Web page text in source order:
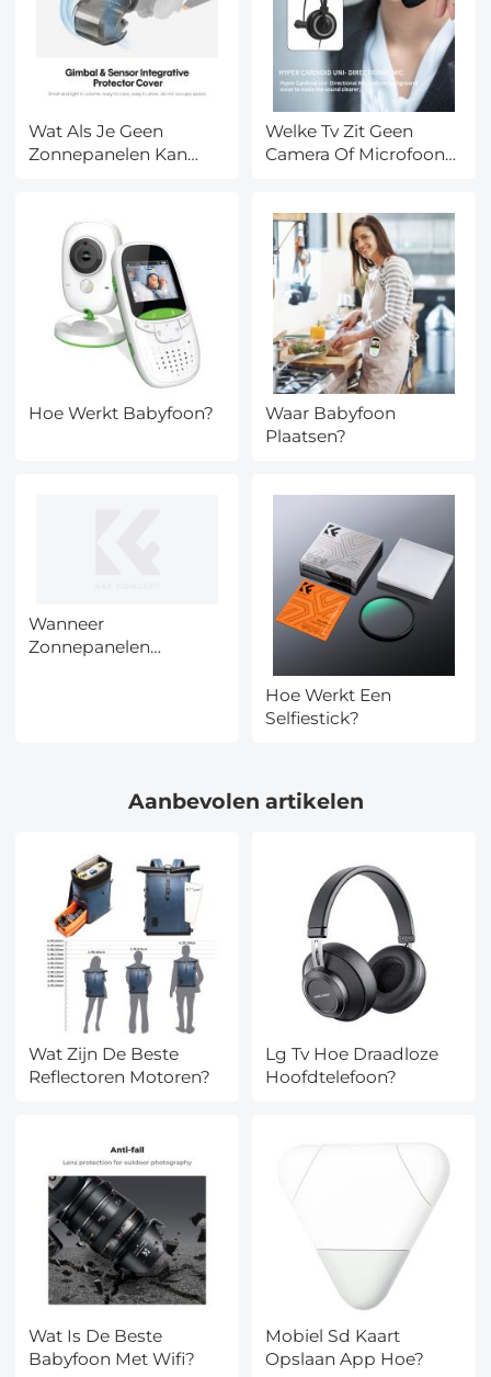
Wat Als Je Geen
Zonnepanelen Kan
Welke Tv Zit Geen
Camera Of Microfoon
Hoe Werkt Babyfoon?
Waar Babyfoon
Plaatsen?
Wanneer
Zonnepanelen
Hoe Werkt Een
Selfiestick?
Aanbevolen artikelen
Wat Zijn De Beste
Reflectoren Motoren?
Lg Tv Hoe Draadloze
Hoofdtelefoon?
Wat Is De Beste
Babyfoon Met Wifi?
Mobiel Sd Kaart
Opslaan App Hoe?